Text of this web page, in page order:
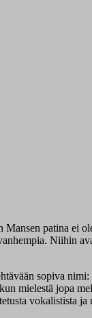
patina ei
Niihin
sopiva
mielestä jopa
vokalistista